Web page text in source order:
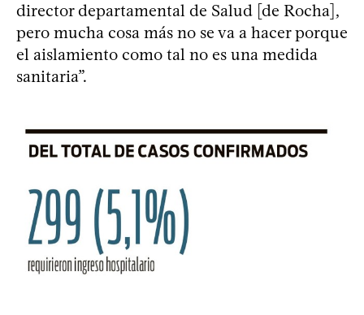
director departamental de Salud [de Rocha],
pero mucha cosa más no se va a hacer porque
el aislamiento como tal no es una medida
sanitaria”.